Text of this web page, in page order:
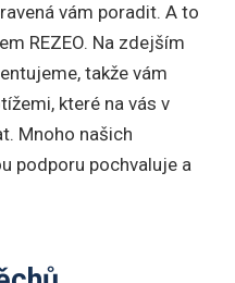
vám poradit. A to
REZEO. Na zdejším
takže vám
které na vás v
Mnoho našich
podporu pochvaluje a